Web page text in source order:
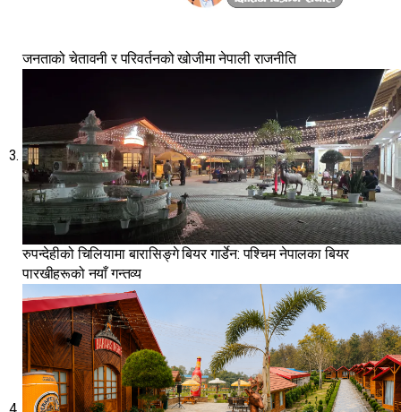
जनताको चेतावनी र परिवर्तनको खोजीमा नेपाली राजनीति
रुपन्देहीको चिलियामा बारासिङ्गे बियर गार्डेन: पश्चिम नेपालका बियर
पारखीहरूको नयाँ गन्तव्य